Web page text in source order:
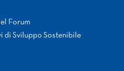
Forum
di Sviluppo Sostenibile